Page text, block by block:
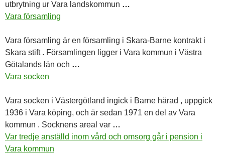
utbrytning ur Vara landskommun …
Vara församling
Vara församling är en församling i Skara-Barne kontrakt i
Skara stift . Församlingen ligger i Vara kommun i Västra
Götalands län och …
Vara socken
Vara socken i Västergötland ingick i Barne härad , uppgick
1936 i Vara köping, och är sedan 1971 en del av Vara
kommun . Socknens areal var …
Var tredje anställd inom vård och omsorg går i pension i
Vara kommun